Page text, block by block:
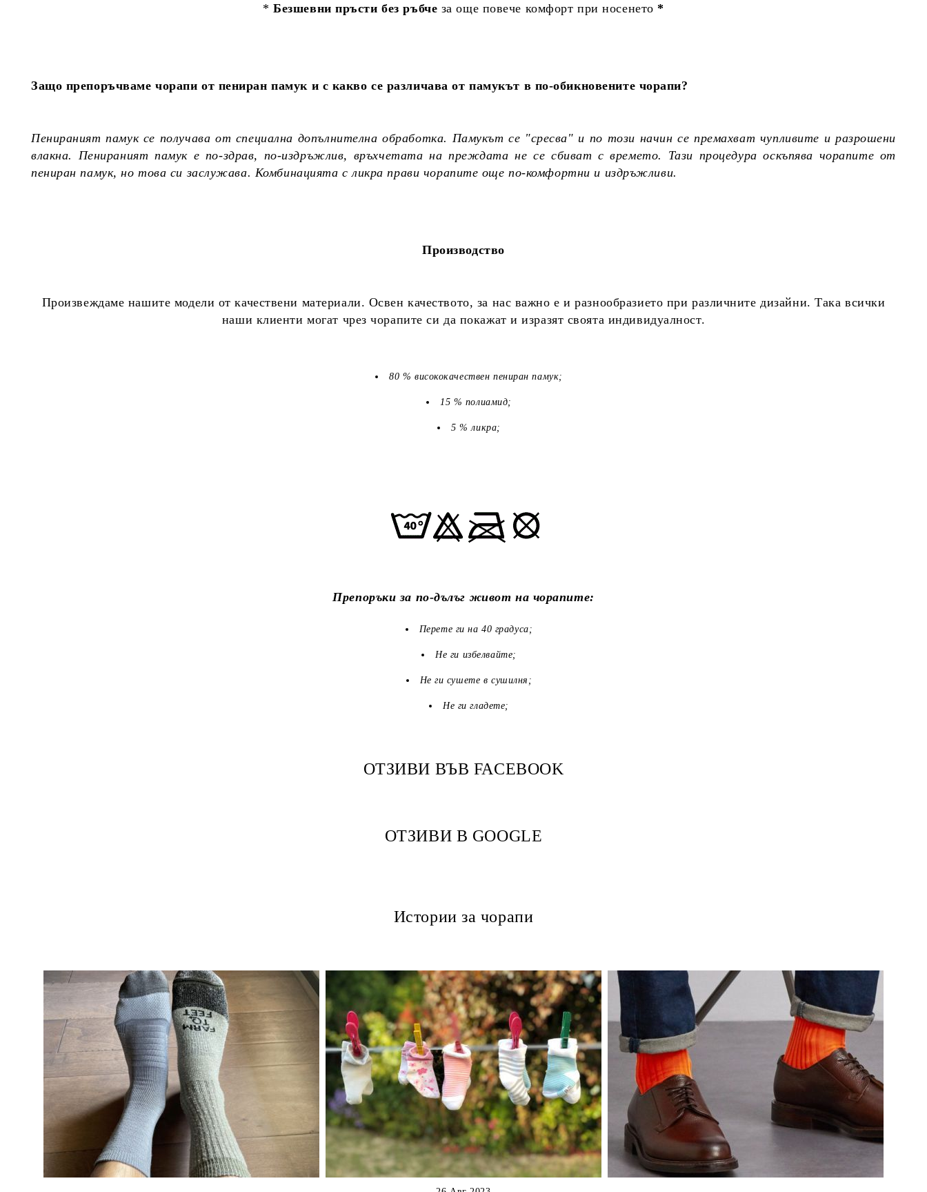
*Безшевни пръсти без ръбче за още повече комфорт при носенето *
Защо препоръчваме чорапи от пениран памук и с какво се различава от памукът в по-обикновените чорапи?
Пенираният памук се получава от специална допълнителна обработка. Памукът се "сресва" и по този начин се премахват чупливите и разрошени
влакна. Пенираният памук е по-здрав, по-издръжлив, връхчетата на преждата не се сбиват с времето. Тази процедура оскъпява чорапите от
пениран памук, но това си заслужава. Комбинацията с ликра прави чорапите още по-комфортни и издръжливи.
Производство
Произвеждаме нашите модели от качествени материали. Освен качеството, за нас важно е и разнообразието при различните дизайни. Така всички
наши клиенти могат чрез чорапите си да покажат и изразят своята индивидуалност.
80 % висококачествен пениран памук;
15 % полиамид;
5 % ликра;
Препоръки за по-дълъг живот на чорапите:
Перете ги на 40 градуса;
Не ги избелвайте;
Не ги сушете в сушилня;
Не ги гладете;
ОТЗИВИ ВЪВ FACEBOOK
ОТЗИВИ В GOOGLE
Истории за чорапи